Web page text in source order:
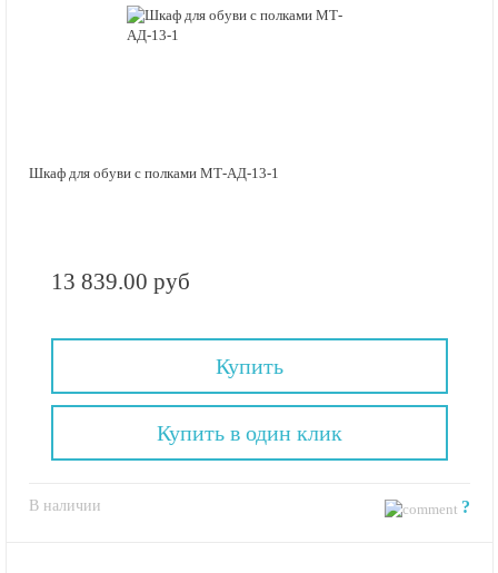
Шкаф для обуви с полками МТ-АД-13-1
13 839.00 руб
Купить
В наличии ?
Купить в один клик